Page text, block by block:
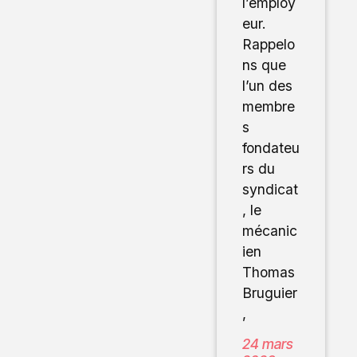
eur.
Rappelo
ns que
l’un des
membre
s
fondateu
rs du
syndicat
, le
mécanic
ien
Thomas
Bruguier
,
24 mars